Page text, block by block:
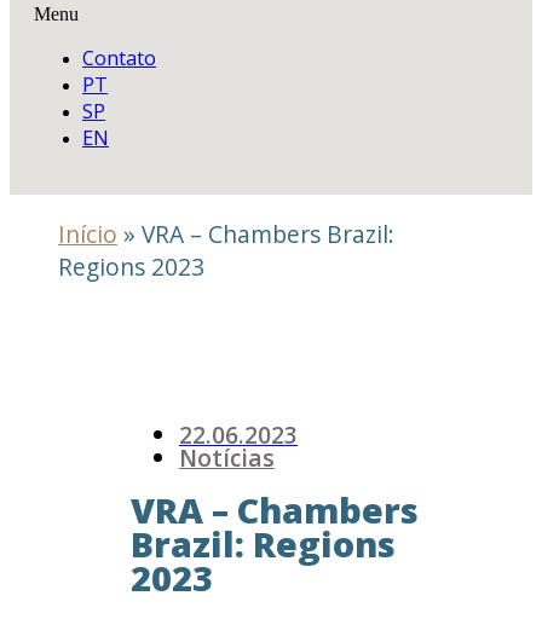
Menu
Contato
PT
SP
EN
Início » VRA – Chambers Brazil:
Regions 2023
22.06.2023
Notícias
VRA – Chambers
Brazil: Regions
2023